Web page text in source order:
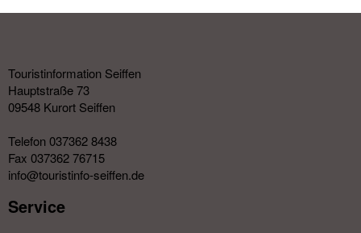
Touristinformation Seiffen
Hauptstraße 73
09548 Kurort Seiffen
Telefon 037362 8438
Fax 037362 76715
info@touristinfo-seiffen.de
Service​